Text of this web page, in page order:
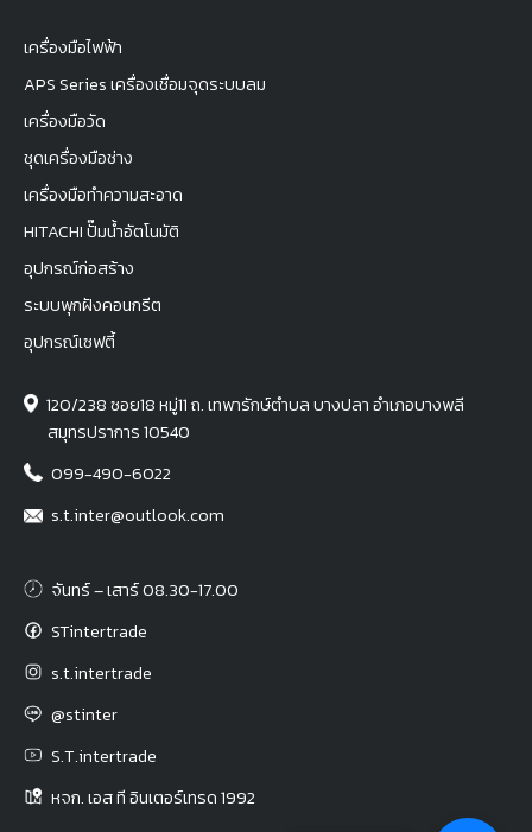
เครื่องมือไฟฟ้า
APS Series เครื่องเชื่อมจุดระบบลม
เครื่องมือวัด
ชุดเครื่องมือช่าง
เครื่องมือทำความสะอาด
HITACHI ปั๊มน้ำอัตโนมัติ
อุปกรณ์ก่อสร้าง
ระบบพุกฝังคอนกรีต
อุปกรณ์เซฟตี้
120/238 ซอย18 หมู่11 ถ. เทพารักษ์ตำบล บางปลา อำเภอบางพลี
สมุทรปราการ 10540
099-490-6022
s.t.inter@outlook.com
จันทร์ – เสาร์ 08.30-17.00
STintertrade
s.t.intertrade
@stinter
S.T.intertrade
หจก. เอส ที อินเตอร์เทรด 1992